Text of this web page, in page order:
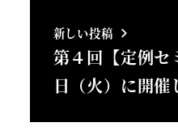
新しい投稿
第４回【定例
日（火）に開催